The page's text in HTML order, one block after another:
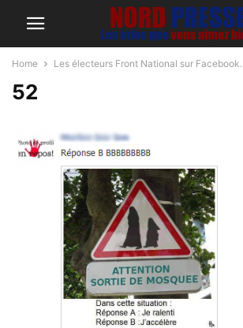
Home Les électeurs Front National sur Facebook.
52